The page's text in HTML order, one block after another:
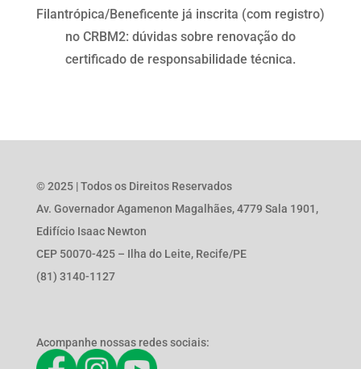
Filantrópica/Beneficente já inscrita (com registro)
no CRBM2: dúvidas sobre renovação do
certificado de responsabilidade técnica.
© 2025 | Todos os Direitos Reservados
Av. Governador Agamenon Magalhães, 4779 Sala 1901,
Edifício Isaac Newton
CEP 50070-425 – Ilha do Leite, Recife/PE
(81) 3140-1127
Acompanhe nossas redes sociais: